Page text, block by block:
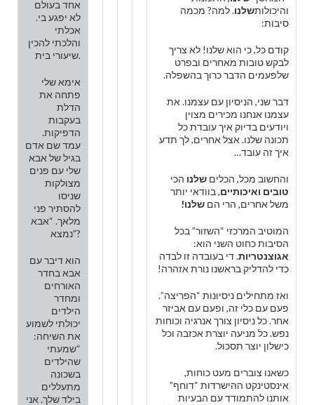
אחד בעולם
לא יפגע בי.
אכלתי
והלכתי להכין
שיעורי בית.
אימא שלי
פתחה את
הדלת
בעקבות
הדפיקות.
עמד שם אדם
בגיל של אבא
שלי עם פנים
מצולקות
שניסו
להסתיר פני
מלאך. “אבא
נמצא”?
הוא דיבר עם
אבא בחדר
האורחים
ומחדר
הילדים
יכולתי לשמוע
את השיחה:
“שמעתי
שהילדים
בשכונה
מתעללים
בילד שלך. אני
והיכולותשלנו. למה? מכמה
סיבות:
קודם כל, כי הוא שלנו! לא צריך
לבקש טובות מאחרים ובפרט
שלפעמים הדבר כרוך בהשפלה.
דבר שני, הניסיון עם עצמנו. את
עצמנו אנחנו מכירים מצוין
ויודעים בדיוק איך עובדת כל
תכונה שלנו. אצל אחרים, לך תדע
איך זה עובד…
והחשוב מכל, הכלים שלנו הכי
טובים ואיכותיים, בוודאי יותר
משל אחרים, הרי הם שלנו!
המוטיב המרכזי “השזור” בכל
הסיבות כחוט השני הוא:
אגוצנטריות. די בעובדה זו לבדה
כדי להדליק בראשנו נורת אזהרה!
ואז מתחילים ניסיונות “הפריצה”.
פעם עם כלי זה, ופעם עם אביזר
אחר. כל ניסיון צורך אנרגיה וכוחות
נפש. כל מניעה יוצרת אכזבה וכל
כישלון יוצר תסכול.
כשאנו צוברים מעט כוחות,
אינסטינקט ההישרדות “דוחף”
אותנו להתמודד עם הבעיות